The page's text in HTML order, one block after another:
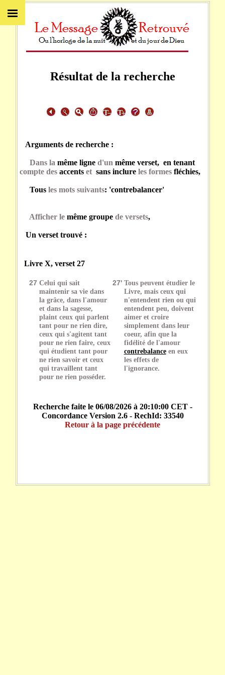
Résultat de la recherche
Arguments de recherche :
Dans la même ligne d'un même verset, en tenant
compte des accents et sans inclureles formes fléchies,
Tous les mots suivants: 'contrebalancer'
Afficher le même groupede versets,
Un verset trouvé :
Livre X, verset 27
27 Celui qui sait
maintenir sa vie dans
la grâce, dans l'amour
et dans la sagesse,
plaint ceux qui parlent
tant pour ne rien dire,
ceux qui s'agitent tant
pour ne rien faire, ceux
qui étudient tant pour
ne rien savoir et ceux
qui travaillent tant
pour ne rien posséder.
27' Tous peuvent étudier le
Livre, mais ceux qui
n'entendent rien ou qui
entendent peu, doivent
aimer et croire
simplement dans leur
coeur, afin que la
fidélité de l'amour
contrebalanceen eux
les effets de
l'ignorance.
Recherche faite le 06/08/2026 à 20:10:00 CET -
Concordance Version 2.6 - RechId: 33540
Retour à la page précédente